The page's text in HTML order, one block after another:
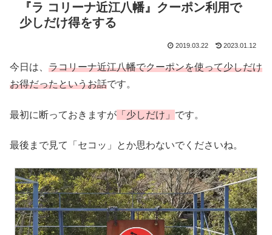
『ラ コリーナ近江八幡』クーポン利用で
少しだけ得をする
2019.03.22 2023.01.12
今日は、 ラコリーナ近江八幡でクーポンを使って少しだけ
お得だったというお話です。
最初に断っておきますが 「少しだけ」 です。
最後まで見て「セコッ」とか思わないでくださいね。